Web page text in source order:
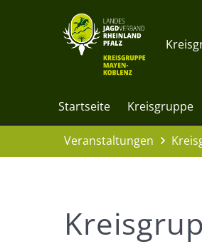
Startseite Kreisgruppe
Veranstaltungen